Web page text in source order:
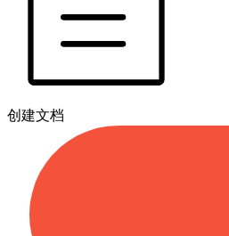
创建文档